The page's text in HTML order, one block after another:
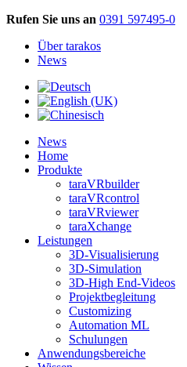
Rufen Sie uns an 0391 597495-0
Über tarakos
News
News
Home
Produkte
taraVRbuilder
taraVRcontrol
taraVRviewer
taraXchange
Leistungen
3D-Visualisierung
3D-Simulation
3D-High End-Videos
Projektbegleitung
Customizing
Automation ML
Schulungen
Anwendungsbereiche